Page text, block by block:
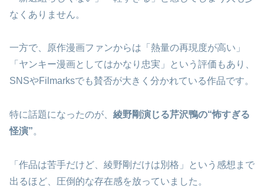
なくありません。
一方で、原作漫画ファンからは「熱量の再現度が高い」
「ヤンキー漫画としてはかなり忠実」という評価もあり、
SNSやFilmarksでも賛否が大きく分かれている作品です。
特に話題になったのが、 綾野剛演じる芹沢鴨の“怖すぎる
怪演”。
「作品は苦手だけど、綾野剛だけは別格」という感想まで
出るほど、圧倒的な存在感を放っていました。